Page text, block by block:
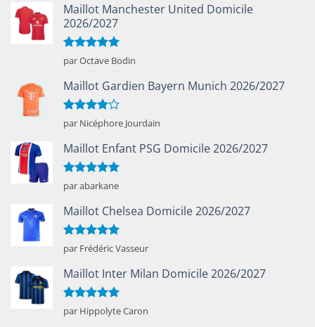
Maillot Manchester United Domicile
2026/2027
Note5sur
5
par Octave Bodin
Maillot Gardien Bayern Munich 2026/2027
Note4
sur 5
par Nicéphore Jourdain
Maillot Enfant PSG Domicile 2026/2027
Note5sur
5
par abarkane
Maillot Chelsea Domicile 2026/2027
Note5sur
5
par Frédéric Vasseur
Maillot Inter Milan Domicile 2026/2027
Note5sur
5
par Hippolyte Caron